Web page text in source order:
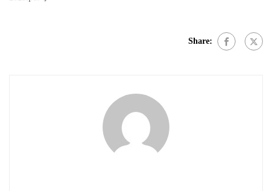
Share: